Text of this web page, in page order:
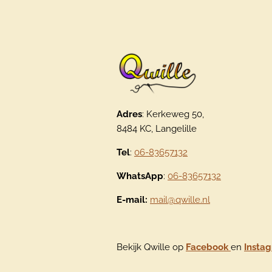
Adres: Kerkeweg 50,
8484 KC, Langelille
Tel: 06-83657132
WhatsApp: 06-83657132
E-mail: mail@qwille.nl
Bekijk Qwille op Facebook en